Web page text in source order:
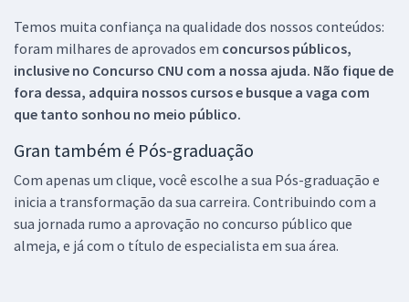
Temos muita confiança na qualidade dos nossos conteúdos:
foram milhares de aprovados em concursos públicos,
inclusive no Concurso CNU com a nossa ajuda. Não fique de
fora dessa, adquira nossos cursos e busque a vaga com
que tanto sonhou no meio público.
Gran também é Pós-graduação
Com apenas um clique, você escolhe a sua Pós-graduação e
inicia a transformação da sua carreira. Contribuindo com a
sua jornada rumo a aprovação no concurso público que
almeja, e já com o título de especialista em sua área.